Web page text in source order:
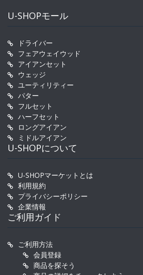
U-SHOPモール
ドライバー
フェアウェイウッド
アイアンセット
ウェッジ
ユーティリティー
パター
フルセット
ハーフセット
ロングアイアン
ミドルアイアン
U-SHOPについて
U-SHOPマーケットとは
利用規約
プライバシーポリシー
企業情報
ご利用ガイド
ご利用方法
会員登録
商品を探そう